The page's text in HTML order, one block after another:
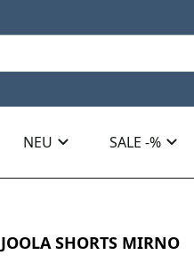
NEU SALE -%
JOOLA SHORTS MIRNO